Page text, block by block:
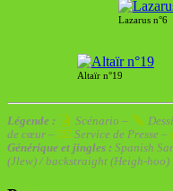
Lazarus n°6
Altaïr n°19
Légende : Scénario –
de cœur –
Service de Presse –
Générique et jingles : Spanish
(Jlew)/backstraight (Heigh-hoo)